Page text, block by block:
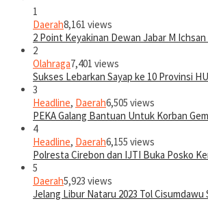
1
Daerah8,161 views
2 Point Keyakinan Dewan Jabar M
2
Olahraga7,401 views
Sukses Lebarkan Sayap ke 10 Provinsi
3
Headline, Daerah6,505 views
PEKA Galang Bantuan Untuk Korban
4
Headline, Daerah6,155 views
Polresta Cirebon dan IJTI Buka Posko
5
Daerah5,923 views
Jelang Libur Nataru 2023 Tol